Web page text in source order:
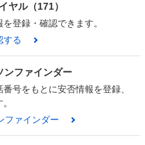
ヤル（171）
登録・確認できます。
する
ファインダー
号をもとに安否情報を登録、
ファインダー